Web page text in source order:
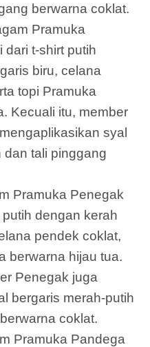
berwarna coklat.
Pramuka
dari t-shirt putih
biru, celana
topi Pramuka
Kecuali itu, member
syal
dan tali pinggang
Pramuka Penegak
dengan kerah
pendek coklat,
berwarna hijau tua.
Penegak juga
bergaris merah-putih
coklat.
Pramuka Pandega